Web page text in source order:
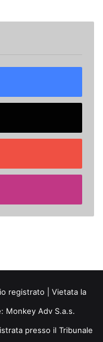
registrato | Vietata la
Monkey Adv S.a.s.
presso il Tribunale